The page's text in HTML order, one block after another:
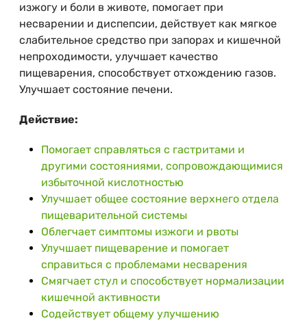
изжогу и боли в животе, помогает при
несварении и диспепсии, действует как мягкое
слабительное средство при запорах и кишечной
непроходимости, улучшает качество
пищеварения, способствует отхождению газов.
Улучшает состояние печени.
Действие:
Помогает справляться с гастритами и
другими состояниями, сопровождающимися
избыточной кислотностью
Улучшает общее состояние верхнего отдела
пищеварительной системы
Облегчает симптомы изжоги и рвоты
Улучшает пищеварение и помогает
справиться с проблемами несварения
Смягчает стул и способствует нормализации
кишечной активности
Содействует общему улучшению